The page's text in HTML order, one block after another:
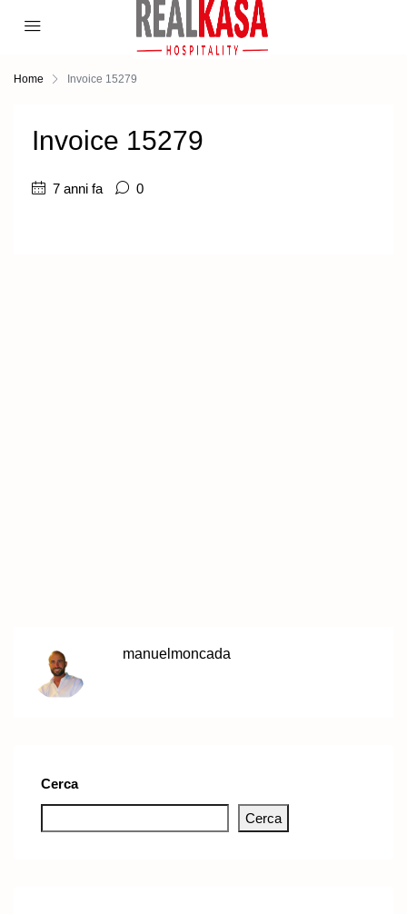
Home Invoice 15279
Invoice 15279
7 anni fa 0
manuelmoncada
Cerca
Cerca